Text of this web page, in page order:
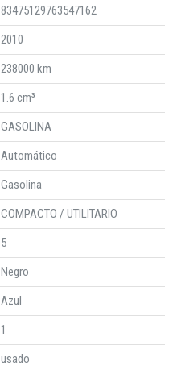
83475129763547162
2010
238000 km
1.6 cm³
GASOLINA
Automático
Gasolina
COMPACTO / UTILITARIO
5
Negro
Azul
1
usado